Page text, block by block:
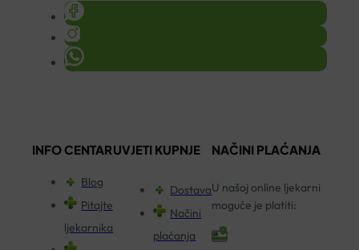
INFO CENTAR
Blog
Pitajte
ljekarnika
UVJETI KUPNJE
Dostava
Načini
plaćanja
NAČINI PLAĆANJA
U našoj online ljekarni
moguće je platiti: